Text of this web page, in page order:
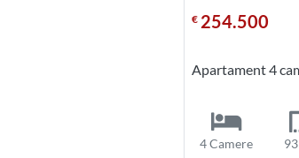
€ 254.500
Apartament 4
4 Camere